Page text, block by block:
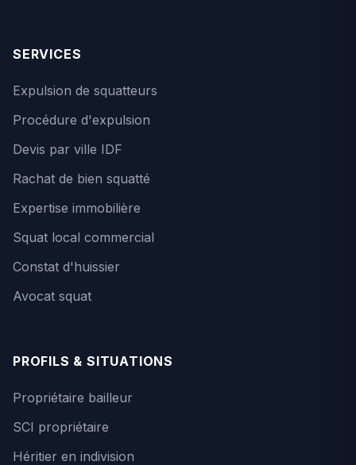
SERVICES
Expulsion de squatteurs
Procédure d'expulsion
Devis par ville IDF
Rachat de bien squatté
Expertise immobilière
Squat local commercial
Constat d'huissier
Avocat squat
PROFILS & SITUATIONS
Propriétaire bailleur
SCI propriétaire
Héritier en indivision